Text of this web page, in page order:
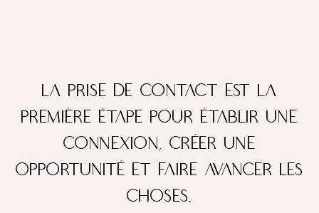
La prise de contact est la
première étape pour établir une
connexion, créer une
opportunité et faire avancer les
choses.